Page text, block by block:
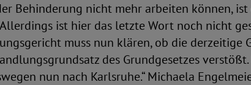
Behinderung nicht mehr arbeiten können,
ist hier das letzte Wort noch nicht
muss nun klären, ob die derzeitige
des Grundgesetzes
nun nach Karlsruhe.“ Michaela